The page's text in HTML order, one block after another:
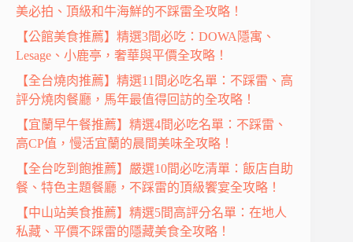
美必拍、頂級和牛海鮮的不踩雷全攻略！
【公館美食推薦】精選3間必吃：DOWA隱寓、
Lesage、小鹿亭，奢華與平價全攻略！
【全台燒肉推薦】精選11間必吃名單：不踩雷、高
評分燒肉餐廳，馬年最值得回訪的全攻略！
【宜蘭早午餐推薦】精選4間必吃名單：不踩雷、
高CP值，慢活宜蘭的晨間美味全攻略！
【全台吃到飽推薦】嚴選10間必吃清單：飯店自助
餐、特色主題餐廳，不踩雷的頂級饗宴全攻略！
【中山站美食推薦】精選5間高評分名單：在地人
私藏、平價不踩雷的隱藏美食全攻略！